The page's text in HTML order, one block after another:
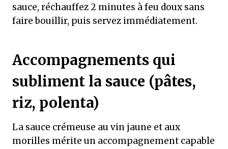
sauce, réchauffez 2 minutes à feu doux sans
faire bouillir, puis servez immédiatement.
Accompagnements qui
subliment la sauce (pâtes,
riz, polenta)
La sauce crémeuse au vin jaune et aux
morilles mérite un accompagnement capable